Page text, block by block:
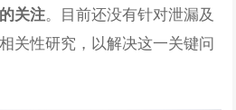
关注。目前还没有针对泄漏及
关性研究，以解决这一关键问